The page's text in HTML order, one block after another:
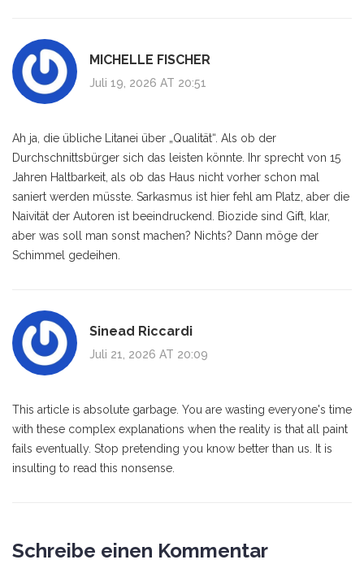
MICHELLE FISCHER
Juli 19, 2026 AT 20:51
Ah ja, die übliche Litanei über „Qualität“. Als ob der
Durchschnittsbürger sich das leisten könnte. Ihr sprecht von 15
Jahren Haltbarkeit, als ob das Haus nicht vorher schon mal
saniert werden müsste. Sarkasmus ist hier fehl am Platz, aber die
Naivität der Autoren ist beeindruckend. Biozide sind Gift, klar,
aber was soll man sonst machen? Nichts? Dann möge der
Schimmel gedeihen.
Sinead Riccardi
Juli 21, 2026 AT 20:09
This article is absolute garbage. You are wasting everyone's time
with these complex explanations when the reality is that all paint
fails eventually. Stop pretending you know better than us. It is
insulting to read this nonsense.
Schreibe einen Kommentar